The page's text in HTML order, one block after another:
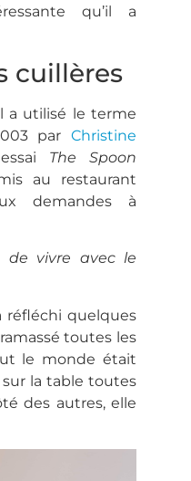
qu’il a
cuillères
a utilisé le terme
parChristine
The Spoon
au restaurant
demandes à
de vivre avec le
réfléchi quelques
toutes les
le monde était
la table toutes
des autres, elle